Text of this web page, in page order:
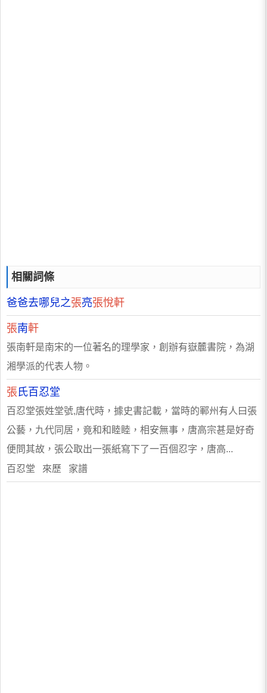
相關詞條
爸爸去哪兒之張亮張悅軒
張南軒
張南軒是南宋的一位著名的理學家，創辦有嶽麓書院，為湖
湘學派的代表人物。
張氏百忍堂
百忍堂張姓堂號,唐代時，據史書記載，當時的鄆州有人曰張
公藝，九代同居，竟和和睦睦，相安無事，唐高宗甚是好奇
便問其故，張公取出一張紙寫下了一百個忍字，唐高...
百忍堂 來歷 家譜